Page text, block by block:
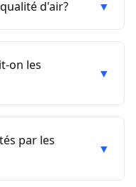
d'air? ▼
on les
▼
par les
▼